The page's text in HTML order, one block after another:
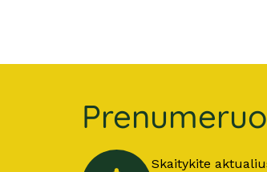
Skaitykite